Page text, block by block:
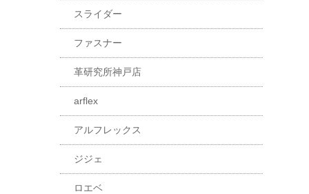
スライダー
ファスナー
革研究所神戸店
arflex
アルフレックス
ジジェ
ロエベ